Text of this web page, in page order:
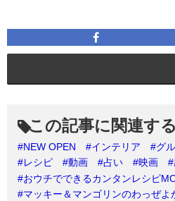
この記事に関連す
#NEW OPEN #インテリア #グ
#レシピ
#動画 #占い #映画 #
#おウチでできるカンタンレシピ
#マッキー＆マンゴリンのわっぜよ